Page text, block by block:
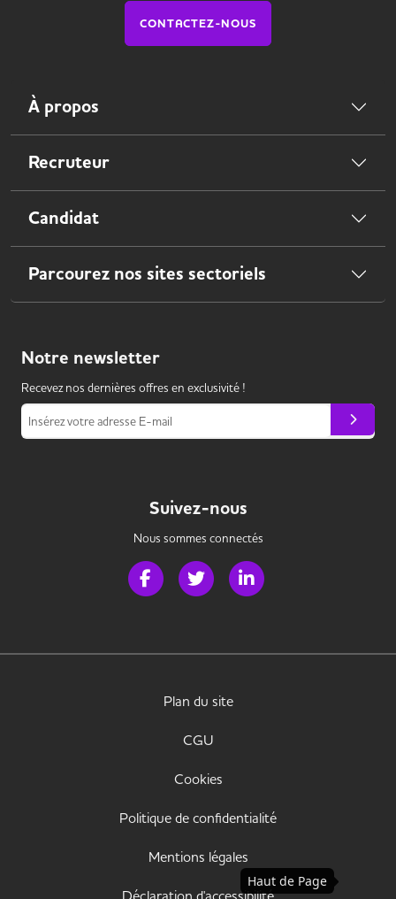
CONTACTEZ-NOUS
À propos
Recruteur
Candidat
Parcourez nos sites sectoriels
Notre newsletter
Recevez nos dernières offres en exclusivité !
Insérez votre adresse E-mail
Suivez-nous
Nous sommes connectés
Page Facebook de Handi Banque
Page Twitter de Handi Banque
Plan du site
CGU
Cookies
Politique de confidentialité
Mentions légales
Haut de Page